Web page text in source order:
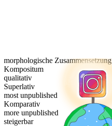
morphologische Zusammensetzung
Kompositum
qualitativ
Superlativ
most unpublished
Komparativ
more unpublished
steigerbar